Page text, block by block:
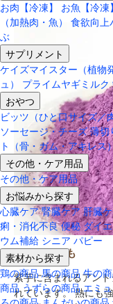
お肉【冷凍】 お魚【冷凍】
（加熱肉・魚）
食欲向上
ぶ
サプリメント
ケイズマイスター（植物
ュ）
プライムヤギミルク
おやつ
ビッツ（ひと口サイズ／
ソーセージ・チーズ 薄切
ト（骨・ガム・アキレス
その他・ケア用品
その他・ケア用品
お悩みから探す
心臓ケア 腎臓ケア 肝臓
痢・消化不良 便秘 ダイ
ウム補給 シニア パピー
素材から探す
鶏の商品 馬の商品 牛の
商品 うずらの商品 エミ
むらさきいも
紫芋に含まれるアン
れています。 熱にも